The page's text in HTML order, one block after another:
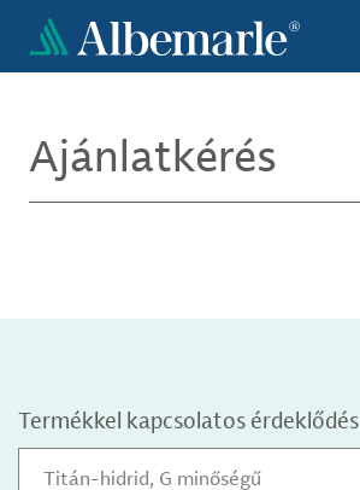
Ugrás
tartalomra
Ajánlatkérés
Termékkel kapcsolatos érdeklődés
Titán-hidrid, G minőségű